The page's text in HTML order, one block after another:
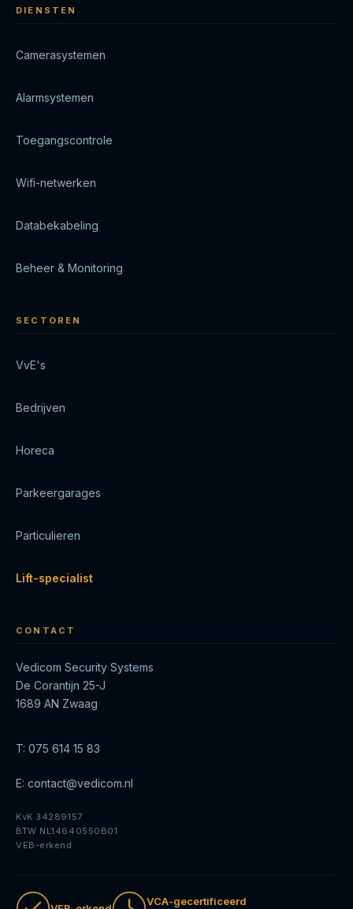
DIENSTEN
Camerasystemen
Alarmsystemen
Toegangscontrole
Wifi-netwerken
Databekabeling
Beheer & Monitoring
SECTOREN
VvE's
Bedrijven
Horeca
Parkeergarages
Particulieren
Lift-specialist
CONTACT
Vedicom Security Systems
De Corantijn 25-J
1689 AN Zwaag
T: 075 614 15 83
E: contact@vedicom.nl
KvK 34289157
BTW NL14640550B01
VEB-erkend
VCA-gecertificeerd